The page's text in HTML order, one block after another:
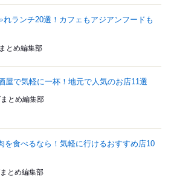
れランチ20選！カフェもアジアンフードも
とめ編集部
屋で気軽に一杯！地元で人気のお店11選
とめ編集部
を食べるなら！気軽に行けるおすすめ店10
とめ編集部